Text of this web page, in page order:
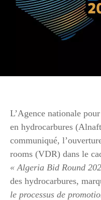
L’Agence nationale
en hydrocarbures
communiqué,
rooms (VDR) dans le
« Algeria Bid Round
des hydrocarbures,
le processus de